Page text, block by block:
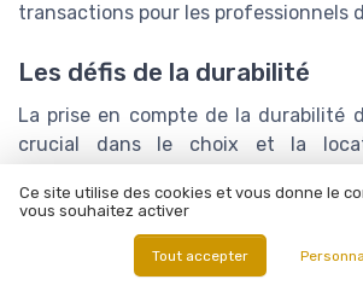
transactions pour les professionnels
Les défis de la durabilité
La prise en compte de la durabilité
crucial dans le choix et la
soucieuses de leur empreinte
recherchent des bâtis
écologiques. Selon l’étude de JLL,
Ce site utilise des cookies et vous donne le
vous souhaitez activer
Tout accepter